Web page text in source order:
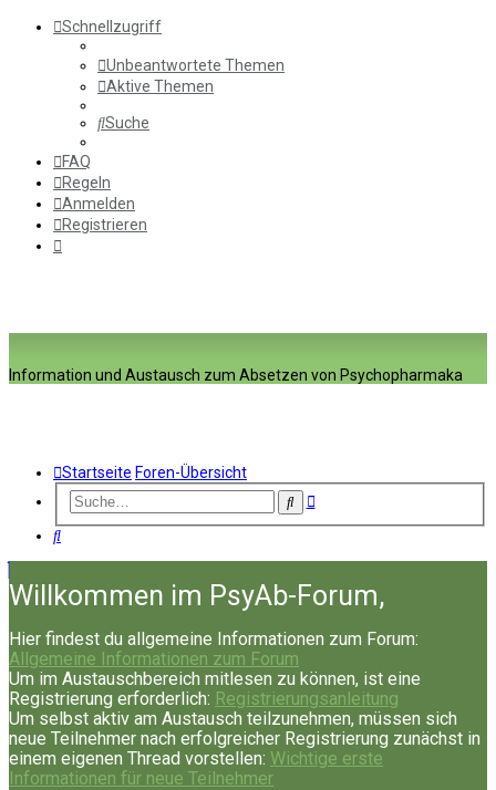
Schnellzugriff
Unbeantwortete Themen
Aktive Themen
Suche
FAQ
Regeln
Anmelden
Registrieren
Information und Austausch zum Absetzen von Psychopharmaka
Startseite Foren-Übersicht
SucheErweiterte
Suche
Willkommen im PsyAb-Forum,
Hier findest du allgemeine Informationen zum Forum:
Allgemeine Informationen zum Forum
Um im Austauschbereich mitlesen zu können, ist eine
Registrierung erforderlich: Registrierungsanleitung
Um selbst aktiv am Austausch teilzunehmen, müssen sich
neue Teilnehmer nach erfolgreicher Registrierung zunächst in
einem eigenen Thread vorstellen: Wichtige erste
Informationen für neue Teilnehmer